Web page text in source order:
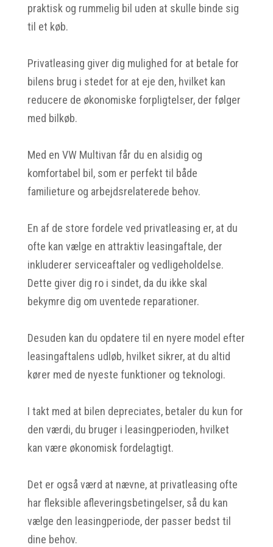
praktisk og rummelig bil uden at skulle binde sig
til et køb.
Privatleasing giver dig mulighed for at betale for
bilens brug i stedet for at eje den, hvilket kan
reducere de økonomiske forpligtelser, der følger
med bilkøb.
Med en VW Multivan får du en alsidig og
komfortabel bil, som er perfekt til både
familieture og arbejdsrelaterede behov.
En af de store fordele ved privatleasing er, at du
ofte kan vælge en attraktiv leasingaftale, der
inkluderer serviceaftaler og vedligeholdelse.
Dette giver dig ro i sindet, da du ikke skal
bekymre dig om uventede reparationer.
Desuden kan du opdatere til en nyere model efter
leasingaftalens udløb, hvilket sikrer, at du altid
kører med de nyeste funktioner og teknologi.
I takt med at bilen depreciates, betaler du kun for
den værdi, du bruger i leasingperioden, hvilket
kan være økonomisk fordelagtigt.
Det er også værd at nævne, at privatleasing ofte
har fleksible afleveringsbetingelser, så du kan
vælge den leasingperiode, der passer bedst til
dine behov.